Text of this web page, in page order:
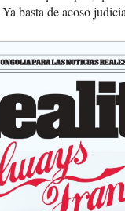
basta de acoso